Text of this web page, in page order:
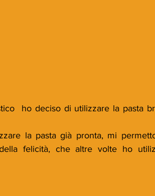
ho deciso di utilizzare la pasta
la pasta già pronta, mi
felicità, che altre volte ho